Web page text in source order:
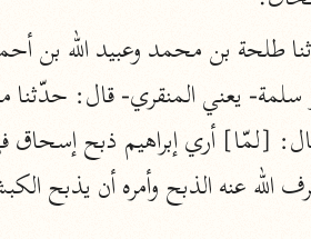
المحرر الوجيز
ابن عطية (٥٤٦ هـ)
نحو ٨ مجلدات
البحر المحيط
أبو حيان (٧٤٥ هـ)